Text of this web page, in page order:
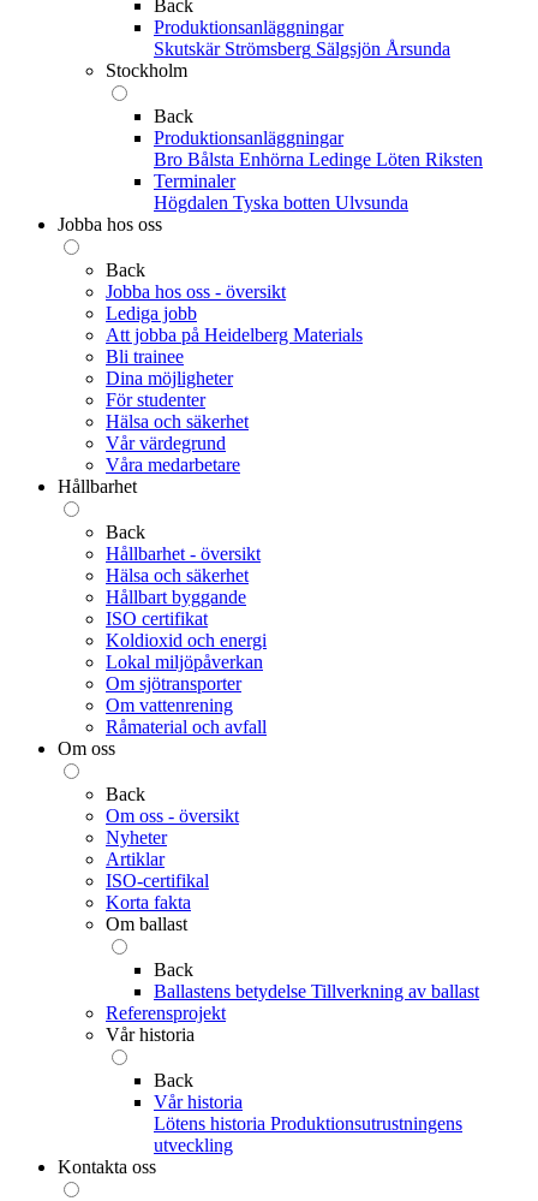
Back
Produktionsanläggningar
Skutskär Strömsberg Sälgsjön Årsunda
Stockholm
Back
Produktionsanläggningar
Bro Bålsta Enhörna Ledinge Löten Riksten
Terminaler
Högdalen Tyska botten Ulvsunda
Jobba hos oss
Back
Jobba hos oss - översikt
Lediga jobb
Att jobba på Heidelberg Materials
Bli trainee
Dina möjligheter
För studenter
Hälsa och säkerhet
Vår värdegrund
Våra medarbetare
Hållbarhet
Back
Hållbarhet - översikt
Hälsa och säkerhet
Hållbart byggande
ISO certifikat
Koldioxid och energi
Lokal miljöpåverkan
Om sjötransporter
Om vattenrening
Råmaterial och avfall
Om oss
Back
Om oss - översikt
Nyheter
Artiklar
ISO-certifikal
Korta fakta
Om ballast
Back
Ballastens betydelse Tillverkning av ballast
Referensprojekt
Vår historia
Back
Vår historia
Lötens historia Produktionsutrustningens
utveckling
Kontakta oss